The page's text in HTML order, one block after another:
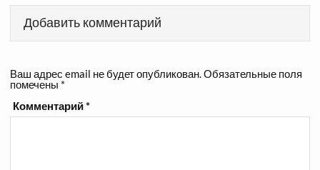
Добавить комментарий
Ваш адрес email не будет опубликован.Обязательные поля
помечены *
Комментарий*